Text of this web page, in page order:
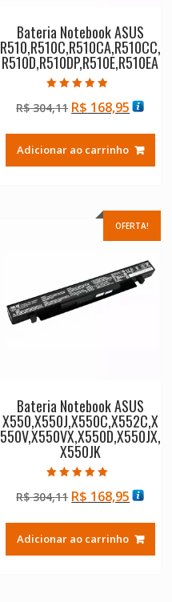
Bateria Notebook ASUS
R510,R510C,R510CA,R510CC,
R510D,R510DP,R510E,R510EA
4.50
de 5
R$304,11 O
original
era:
R$ 168,95O
atual
é:
Adicionar ao carrinho
OFERTA!
Bateria Notebook ASUS
X550,X550J,X550C,X552C,X
550V,X550VX,X550D,X550JX,
X550JK
5.00
de 5
R$304,11 O
original
era:
R$ 168,95O
atual
é:
Adicionar ao carrinho